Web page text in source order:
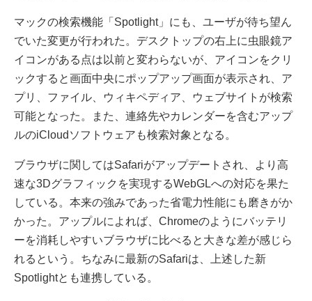
マックの検索機能「Spotlight」にも、ユーザが待ち望ん
でいた変更が行われた。デスクトップの右上に虫眼鏡ア
イコンがある点は以前と変わらないが、アイコンをクリ
ックすると画面中央にポップアップ画面が表示され、ア
プリ、ファイル、ウィキペディア、ウェブサイトが検索
可能となった。また、連絡先やカレンダーを含むアップ
ルのiCloudソフトウェアも検索対象となる。
ブラウザに関してはSafariがアップデートされ、より高
速な3Dグラフィックを実現するWebGLへの対応を果た
している。本来の強みであった省電力性能にも磨きがか
かった。アップルによれば、Chromeのようにバッテリ
ーを消耗しやすいブラウザに比べると大きな差が感じら
れるという。ちなみに最新のSafariは、上述した新
Spotlightとも連携している。